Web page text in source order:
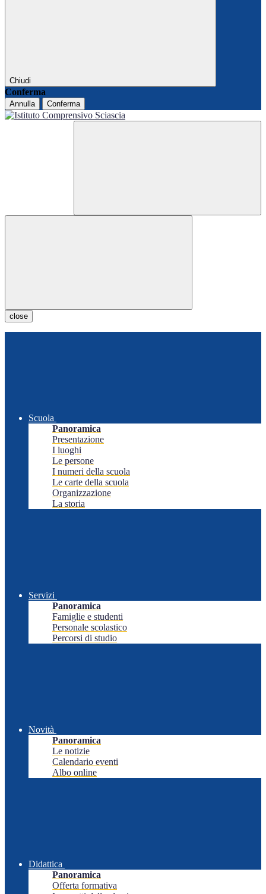
Chiudi
Conferma
Annulla Conferma
close
Scuola
Panoramica
Presentazione
I luoghi
Le persone
I numeri della scuola
Le carte della scuola
Organizzazione
La storia
Servizi
Panoramica
Famiglie e studenti
Personale scolastico
Percorsi di studio
Novità
Panoramica
Le notizie
Calendario eventi
Albo online
Didattica
Panoramica
Offerta formativa